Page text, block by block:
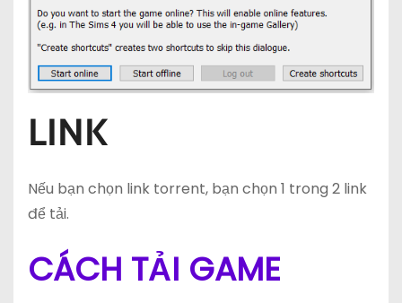
LINK
Nếu bạn chọn link torrent, bạn chọn 1 trong 2 link
để tải.
CÁCH TẢI GAME